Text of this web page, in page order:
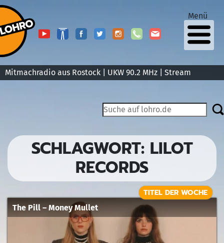
Mitmachradio aus Rostock | UKW 90.2 MHz | Stream
Menü
SCHLAGWORT: LILOT
RECORDS
The Pill – Money Mullet
TITEL DER WOCHE